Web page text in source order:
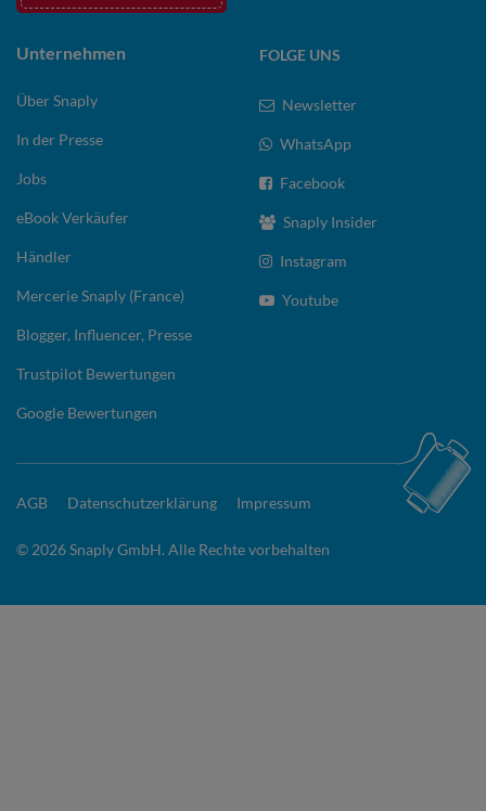
Unternehmen
Über Snaply
In der Presse
Jobs
eBook Verkäufer
Händler
Mercerie Snaply (France)
Blogger, Influencer, Presse
Trustpilot Bewertungen
Google Bewertungen
FOLGE UNS
Newsletter
WhatsApp
Facebook
Snaply Insider
Instagram
Youtube
AGB Datenschutzerklärung Impressum
© 2026 Snaply GmbH. Alle Rechte vorbehalten